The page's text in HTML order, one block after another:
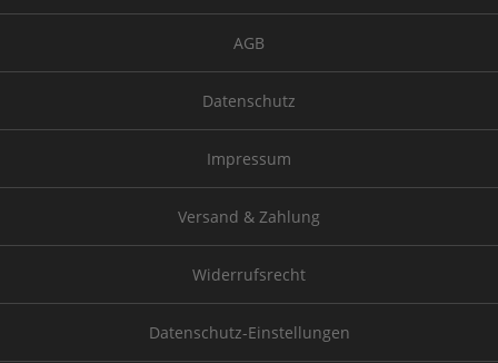
AGB
Datenschutz
Impressum
Versand & Zahlung
Widerrufsrecht
Datenschutz-Einstellungen